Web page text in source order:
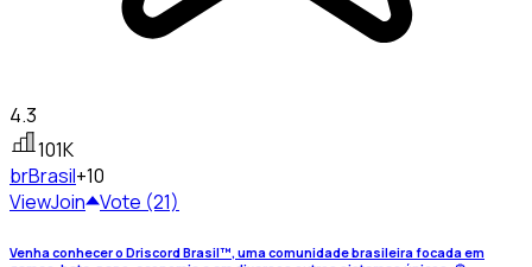
4.3
101K
brBrasil+10
ViewJoin Vote (21)
Venha conhecer o Driscord Brasil™, uma comunidade brasileira focada em